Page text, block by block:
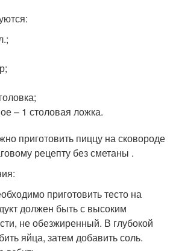
– 1 столовая ложка.
приготовить пиццу на сковороде
рецепту без сметаны .
приготовить тесто на
должен быть с высоким
не обезжиренный. В глубокой
яйца, затем добавить соль.